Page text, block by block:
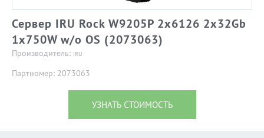
Сервер IRU Rock W9205P 2x6126 2x32Gb
1x750W w/o OS (2073063)
Производитель: IRU
Партномер: 2073063
УЗНАТЬ СТОИМОСТЬ